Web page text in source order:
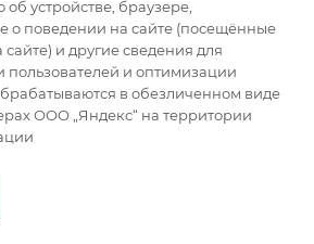
устройстве, браузере,
о поведении на сайте (посещённые
и другие сведения для
пользователей и оптимизации
в обезличенном виде
ООО „Яндекс“ на территории